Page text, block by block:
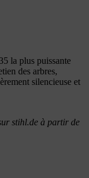
la plus puissante
des arbres,
silencieuse et
stihl.de à partir de